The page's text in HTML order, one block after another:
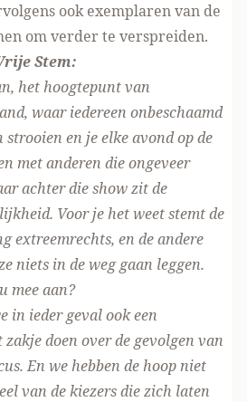
ook exemplaren van de
om verder te verspreiden.
Stem:
het hoogtepunt van
waar iedereen onbeschaamd
strooien en je elke avond op de
met anderen die ongeveer
achter die show zit de
Voor je het weet stemt de
extreemrechts, en de andere
niets in de weg gaan leggen.
mee aan?
in ieder geval ook een
doen over de gevolgen van
En we hebben de hoop niet
van de kiezers die zich laten